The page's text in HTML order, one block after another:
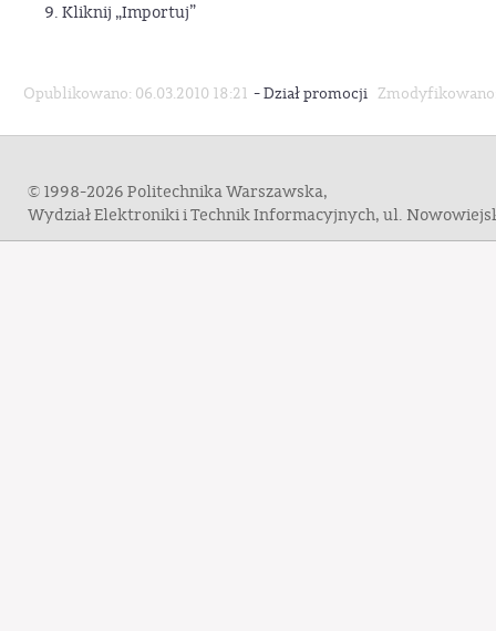
Kliknij „Importuj”
Opublikowano: 06.03.2010 18:21 -Dział promocji Zmodyfikowano:
© 1998-2026 Politechnika Warszawska,
Wydział Elektroniki i Technik Informacyjnych, ul.